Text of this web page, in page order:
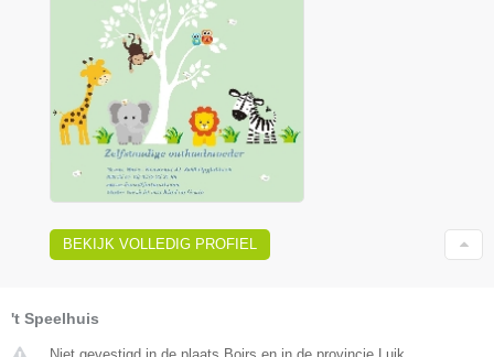
BEKIJK VOLLEDIG PROFIEL
't Speelhuis